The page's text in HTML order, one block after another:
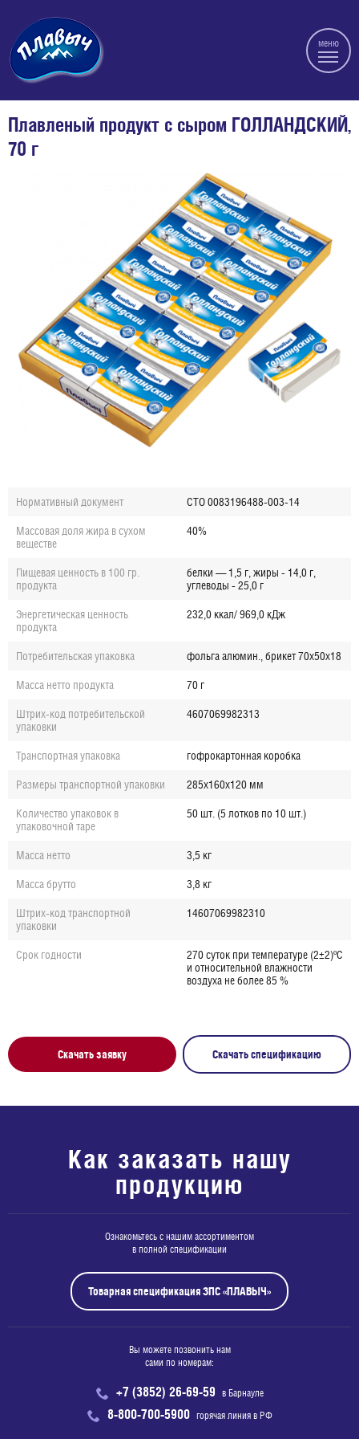
меню
Плавленый продукт с сыром ГОЛЛАНДСКИЙ,
70 г
Нормативный документ СТО 0083196488-003-14
Массовая доля жира в сухом
веществе
40%
Пищевая ценность в 100 гр.
продукта
белки — 1,5 г, жиры - 14,0 г,
углеводы - 25,0 г
Энергетическая ценность
продукта
232,0 ккал/ 969,0 кДж
Потребительская упаковка фольга алюмин., брикет 70х50х18
Масса нетто продукта 70 г
Штрих-код потребительской
упаковки
4607069982313
Транспортная упаковка гофрокартонная коробка
Размеры транспортной упаковки 285х160х120 мм
Количество упаковок в
упаковочной таре
50 шт. (5 лотков по 10 шт.)
Масса нетто 3,5 кг
Масса брутто 3,8 кг
Штрих-код транспортной
упаковки
14607069982310
Срок годности
270 суток при температуре (2±2)ºС
и относительной влажности
воздуха не более 85 %
Скачать заявку Скачать спецификацию
Как заказать нашу
продукцию
Ознакомьтесь с нашим ассортиментом
в полной спецификации
Товарная спецификация ЗПС «ПЛАВЫЧ»
Вы можете позвонить нам
сами по номерам:
+7 (3852) 26-69-59 в Барнауле
8-800-700-5900 горячая линия в РФ